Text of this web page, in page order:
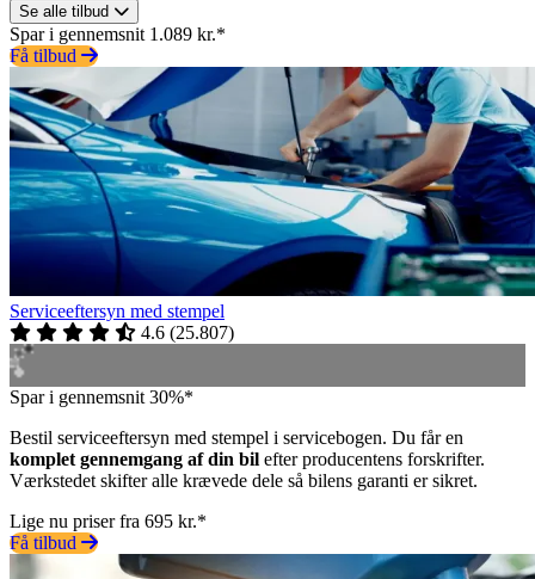
Se alle tilbud
Spar i gennemsnit 1.089 kr.*
Få tilbud
Serviceeftersyn med stempel
4.6 (25.807)
Spar i gennemsnit 30%*
Bestil serviceeftersyn med stempel i servicebogen. Du får en
komplet gennemgang af din bil efter producentens forskrifter.
Værkstedet skifter alle krævede dele så bilens garanti er sikret.
Lige nu priser fra 695 kr.*
Få tilbud